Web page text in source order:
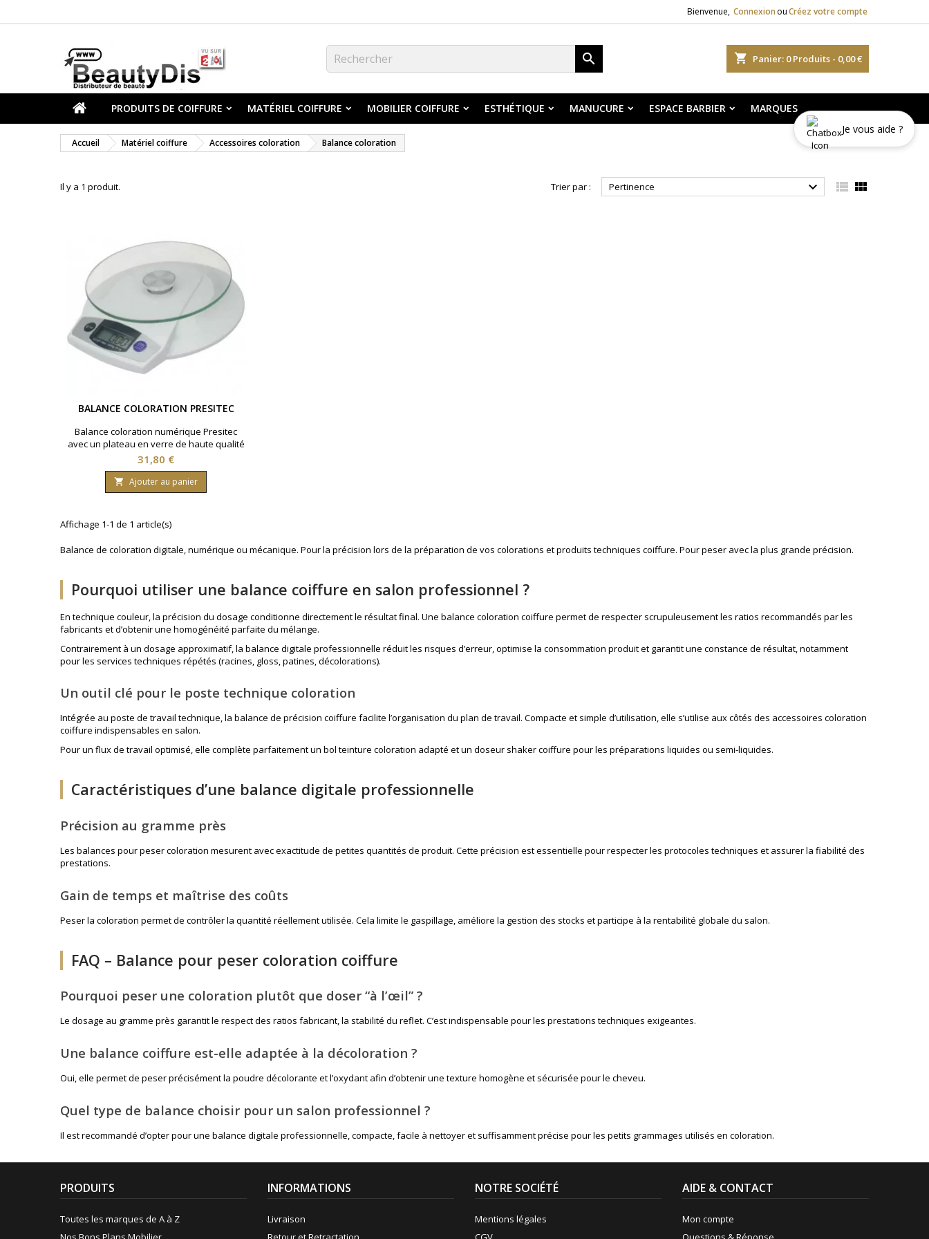
Bienvenue, Connexion ouCréez votre compte
shopping_cart Panier: 0Produits - 0,00 €

PRODUITS DE COIFFURE MATÉRIEL COIFFURE MOBILIER COIFFURE ESTHÉTIQUE MANUCURE ESPACE BARBIER MARQUES
Accueil Matériel coiffure Accessoires coloration Balance coloration
Il y a 1 produit. Trier par : Pertinence   
BALANCE COLORATION PRESITEC
Balance coloration numérique Presitec
avec un plateau en verre de haute qualité
avec écran LCD
Prix
31,80 €
 Ajouter au panier
Affichage 1-1 de 1 article(s)
Balance de coloration digitale, numérique ou mécanique. Pour la précision lors de la préparation de vos colorations et produits techniques coiffure. Pour peser avec la plus grande précision.
Pourquoi utiliser une balance coiffure en salon professionnel ?
En technique couleur, la précision du dosage conditionne directement le résultat final. Une balance coloration coiffure permet de respecter scrupuleusement les ratios recommandés par les
fabricants et d’obtenir une homogénéité parfaite du mélange.
Contrairement à un dosage approximatif, la balance digitale professionnelle réduit les risques d’erreur, optimise la consommation produit et garantit une constance de résultat, notamment
pour les services techniques répétés (racines, gloss, patines, décolorations).
Un outil clé pour le poste technique coloration
Intégrée au poste de travail technique, la balance de précision coiffure facilite l’organisation du plan de travail. Compacte et simple d’utilisation, elle s’utilise aux côtés des accessoires coloration
coiffure indispensables en salon.
Pour un flux de travail optimisé, elle complète parfaitement un bol teinture coloration adapté et un doseur shaker coiffure pour les préparations liquides ou semi-liquides.
Caractéristiques d’une balance digitale professionnelle
Précision au gramme près
Les balances pour peser coloration mesurent avec exactitude de petites quantités de produit. Cette précision est essentielle pour respecter les protocoles techniques et assurer la fiabilité des
prestations.
Gain de temps et maîtrise des coûts
Peser la coloration permet de contrôler la quantité réellement utilisée. Cela limite le gaspillage, améliore la gestion des stocks et participe à la rentabilité globale du salon.
FAQ – Balance pour peser coloration coiffure
Pourquoi peser une coloration plutôt que doser “à l’œil” ?
Le dosage au gramme près garantit le respect des ratios fabricant, la stabilité du reflet. C’est indispensable pour les prestations techniques exigeantes.
Une balance coiffure est-elle adaptée à la décoloration ?
Oui, elle permet de peser précisément la poudre décolorante et l’oxydant afin d’obtenir une texture homogène et sécurisée pour le cheveu.
Quel type de balance choisir pour un salon professionnel ?
Il est recommandé d’opter pour une balance digitale professionnelle, compacte, facile à nettoyer et suffisamment précise pour les petits grammages utilisés en coloration.
PRODUITS
Toutes les marques de A à Z
INFORMATIONS
Livraison
NOTRE SOCIÉTÉ
Mentions légales
AIDE & CONTACT
Mon compte
Je vous aide ?